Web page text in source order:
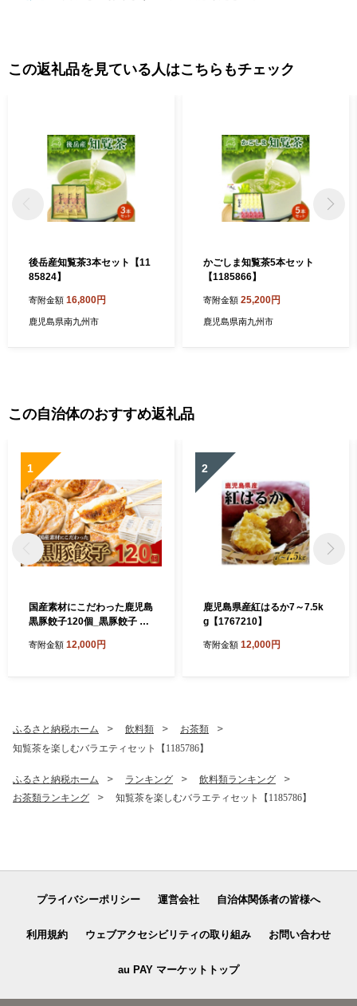
この返礼品を見ている人はこちらもチェック
後岳産知覧茶3本セット【11
85824】
寄附金額 16,800円
鹿児島県南九州市
かごしま知覧茶5本セット
【1185866】
寄附金額 25,200円
鹿児島県南九州市
この自治体のおすすめ返礼品
1
国産素材にこだわった鹿児島
黒豚餃子120個_黒豚餃子 鹿
惣菜 肉餃子 おかず 焼き餃子
寄附金額 12,000円
2
鹿児島県産紅はるか7～7.5k
g【1767210】
寄附金額 12,000円
ふるさと納税ホーム 飲料類
お茶類
知覧茶を楽しむバラエティセット【1185786】
ふるさと納税ホーム ランキング
飲料類ランキング
お茶類ランキング
知覧茶を楽しむバラエティセット【1185786】
プライバシーポリシー 運営会社 自治体関係者の皆様へ
利用規約 ウェブアクセシビリティの取り組み お問い合わせ
au PAY マーケットトップ